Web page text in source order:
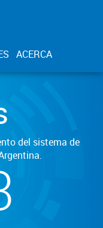
ACERCA
del sistema de